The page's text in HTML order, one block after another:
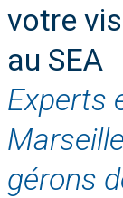
votre
au SEA
Experts
gérons